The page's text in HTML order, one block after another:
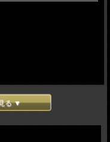
る ▼